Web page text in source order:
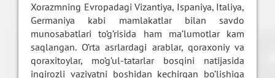
Xorazmning Evropadagi Vizantiya, Ispaniya, Italiya,
Germaniya kabi mamlakatlar bilan savdo
munosabatlari to’g’risida ham ma’lumotlar kam
saqlangan. O’rta asrlardagi arablar, qoraxoniy va
qoraxitoylar, mo’g’ul-tatarlar bosqini natijasida
inqirozli vaziyatni boshidan kechirgan bo’lishiga